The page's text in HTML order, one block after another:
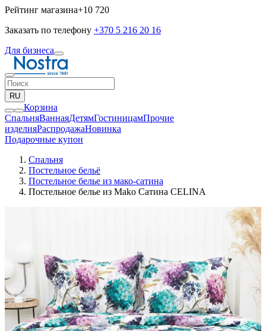
Рейтинг магазина+10 720
Заказать по телефону +370 5 216 20 16
Для бизнеса
RU
Корзина
СпальняВаннаяДетямГостиницамПрочие
изделияPаспродажаНовинка
Подарочные купон
Спальня
Постельное бельё
Постельное белье из мако-сатина
Постельное белье из Mako Сатина CELINA